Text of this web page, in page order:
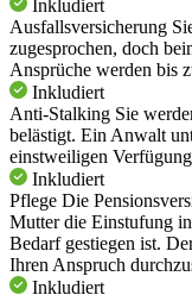
Inkludiert
Ausfallsversicherung
zugesprochen, doch
Ansprüche werden bis
Inkludiert
Anti-Stalking Sie
belästigt. Ein Anwalt
einstweiligen
Inkludiert
Pflege Die
Mutter die Einstufung
Bedarf gestiegen ist.
Ihren Anspruch
Inkludiert